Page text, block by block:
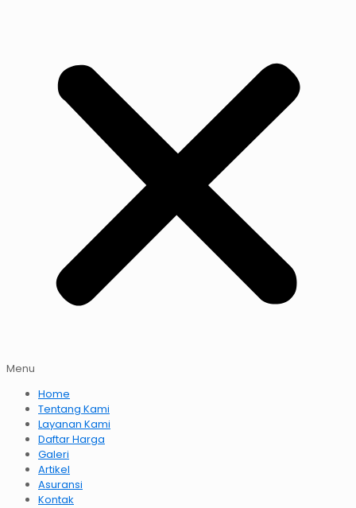
Menu
Home
Tentang Kami
Layanan Kami
Daftar Harga
Galeri
Artikel
Asuransi
Kontak